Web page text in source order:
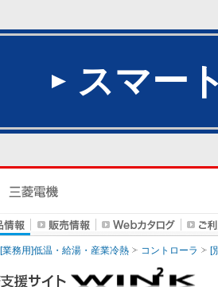
スマー
[業務用]低温・給湯・産業冷熱 コントローラ [